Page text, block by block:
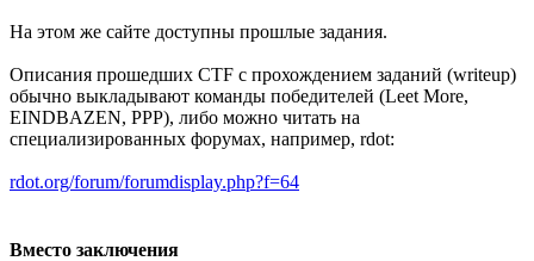
На этом же сайте доступны прошлые задания.
Описания прошедших CTF с прохождением заданий (writeup)
обычно выкладывают команды победителей (Leet More,
EINDBAZEN, PPP), либо можно читать на
специализированных форумах, например, rdot:
rdot.org/forum/forumdisplay.php?f=64
Вместо заключения